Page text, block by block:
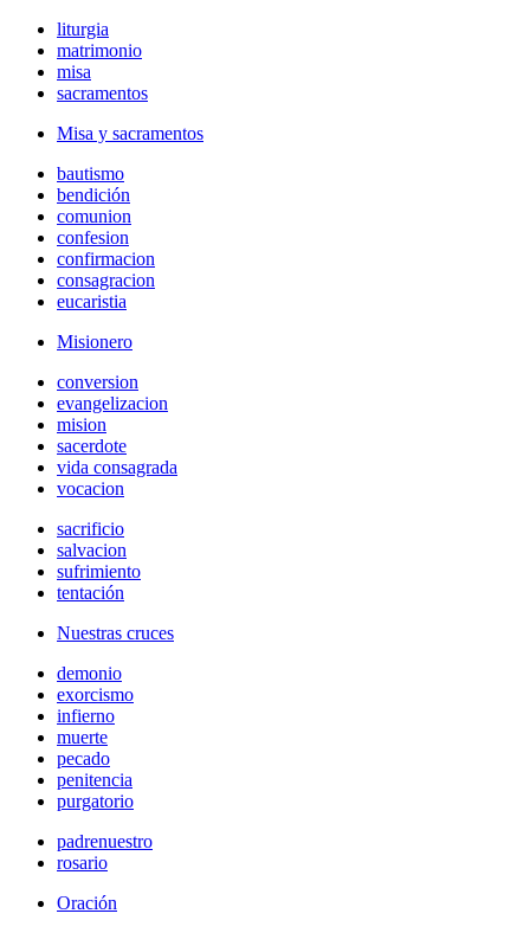
liturgia
matrimonio
misa
sacramentos
Misa y sacramentos
bautismo
bendición
comunion
confesion
confirmacion
consagracion
eucaristia
Misionero
conversion
evangelizacion
mision
sacerdote
vida consagrada
vocacion
sacrificio
salvacion
sufrimiento
tentación
Nuestras cruces
demonio
exorcismo
infierno
muerte
pecado
penitencia
purgatorio
padrenuestro
rosario
Oración